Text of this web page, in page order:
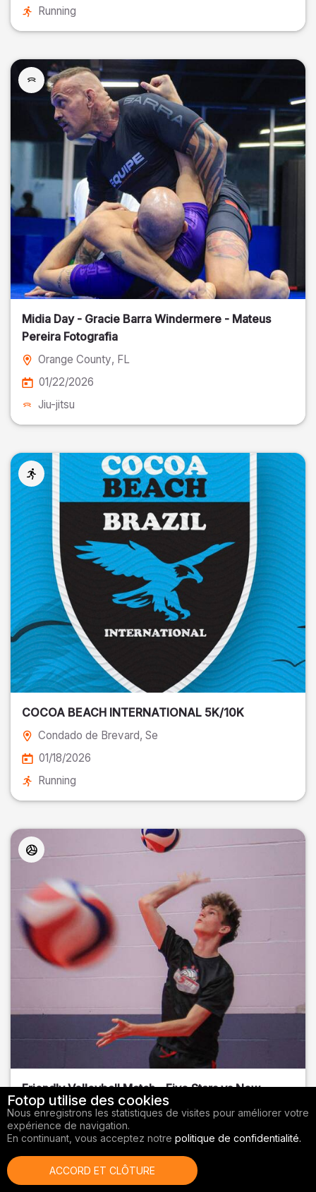
Running
Midia Day - Gracie Barra Windermere - Mateus
Pereira Fotografia
Orange County, FL
01/22/2026
Jiu-jitsu
COCOA BEACH INTERNATIONAL 5K/10K
Condado de Brevard, Se
01/18/2026
Running
Friendly Volleyball Match - Five Stars vs New
Sports BR
Orange County, FL
Volley-ball
Fotop utilise des cookies
Nous enregistrons les statistiques de visites pour améliorer votre
expérience de navigation.
En continuant, vous acceptez notre politique de confidentialité.
ACCORD ET CLÔTURE